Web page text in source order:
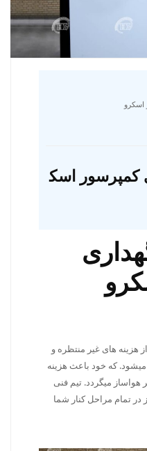
اسکرو
کمپرسور اسک
هزینه های غیر منتظره و
که خود باعث هزینه
هواساز میگردد. تیم فنی
تمام مراحل کنار شما